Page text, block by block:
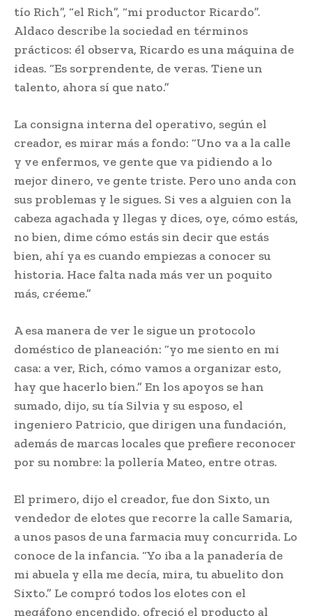
tío Rich”, “el Rich”, “mi productor Ricardo”.
Aldaco describe la sociedad en términos
prácticos: él observa, Ricardo es una máquina de
ideas. “Es sorprendente, de veras. Tiene un
talento, ahora sí que nato.”
La consigna interna del operativo, según el
creador, es mirar más a fondo: “Uno va a la calle
y ve enfermos, ve gente que va pidiendo a lo
mejor dinero, ve gente triste. Pero uno anda con
sus problemas y le sigues. Si ves a alguien con la
cabeza agachada y llegas y dices, oye, cómo estás,
no bien, dime cómo estás sin decir que estás
bien, ahí ya es cuando empiezas a conocer su
historia. Hace falta nada más ver un poquito
más, créeme.”
A esa manera de ver le sigue un protocolo
doméstico de planeación: “yo me siento en mi
casa: a ver, Rich, cómo vamos a organizar esto,
hay que hacerlo bien.” En los apoyos se han
sumado, dijo, su tía Silvia y su esposo, el
ingeniero Patricio, que dirigen una fundación,
además de marcas locales que prefiere reconocer
por su nombre: la pollería Mateo, entre otras.
El primero, dijo el creador, fue don Sixto, un
vendedor de elotes que recorre la calle Samaria,
a unos pasos de una farmacia muy concurrida. Lo
conoce de la infancia. “Yo iba a la panadería de
mi abuela y ella me decía, mira, tu abuelito don
Sixto.” Le compró todos los elotes con el
megáfono encendido, ofreció el producto al